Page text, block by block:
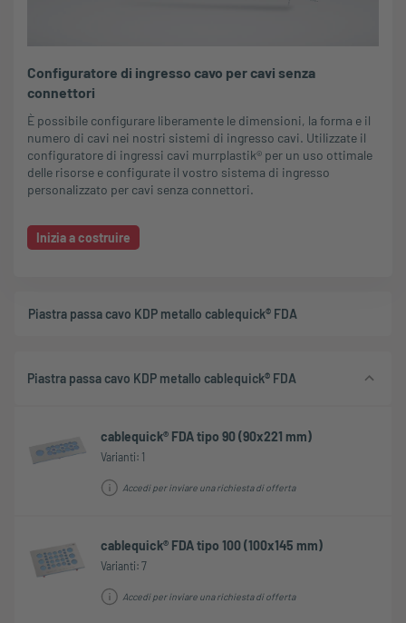
Configuratore di ingresso cavo per cavi senza
connettori
È possibile configurare liberamente le dimensioni, la forma e il
numero di cavi nei nostri sistemi di ingresso cavi. Utilizzate il
configuratore di ingressi cavi murrplastik® per un uso ottimale
delle risorse e configurate il vostro sistema di ingresso
personalizzato per cavi senza connettori.
Inizia a costruire
Piastra passa cavo KDP metallo cablequick® FDA
Piastra passa cavo KDP metallo cablequick® FDA
cablequick® FDA tipo 90 (90x221 mm)
Varianti: 1
Accedi per inviare una richiesta di offerta
cablequick® FDA tipo 100 (100x145 mm)
Varianti: 7
Accedi per inviare una richiesta di offerta